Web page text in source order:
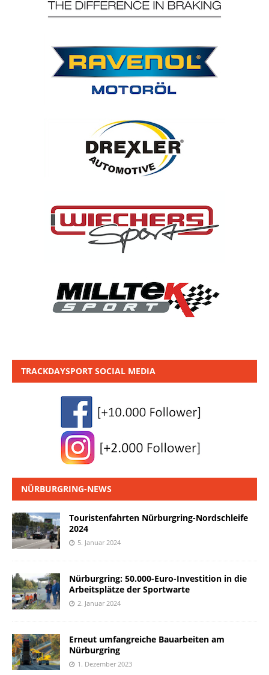
TRACKDAYSPORT SOCIAL MEDIA
NÜRBURGRING-NEWS
Touristenfahrten Nürburgring-Nordschleife
2024
5. Januar 2024
Nürburgring: 50.000-Euro-Investition in die
Arbeitsplätze der Sportwarte
2. Januar 2024
Erneut umfangreiche Bauarbeiten am
Nürburgring
1. Dezember 2023